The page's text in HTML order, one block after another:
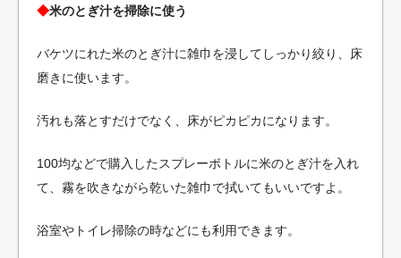
◆米のとぎ汁を掃除に使う
バケツにれた米のとぎ汁に雑巾を浸してしっかり絞り、床
磨きに使います。
汚れも落とすだけでなく、床がピカピカになります。
100均などで購入したスプレーボトルに米のとぎ汁を入れ
て、霧を吹きながら乾いた雑巾で拭いてもいいですよ。
浴室やトイレ掃除の時などにも利用できます。